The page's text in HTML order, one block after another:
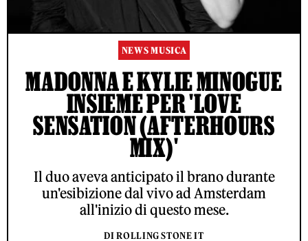
NEWS MUSICA
MADONNA E KYLIE MINOGUE
INSIEME PER 'LOVE
SENSATION (AFTERHOURS
MIX)'
Il duo aveva anticipato il brano durante
un'esibizione dal vivo ad Amsterdam
all'inizio di questo mese.
DI ROLLING STONE IT